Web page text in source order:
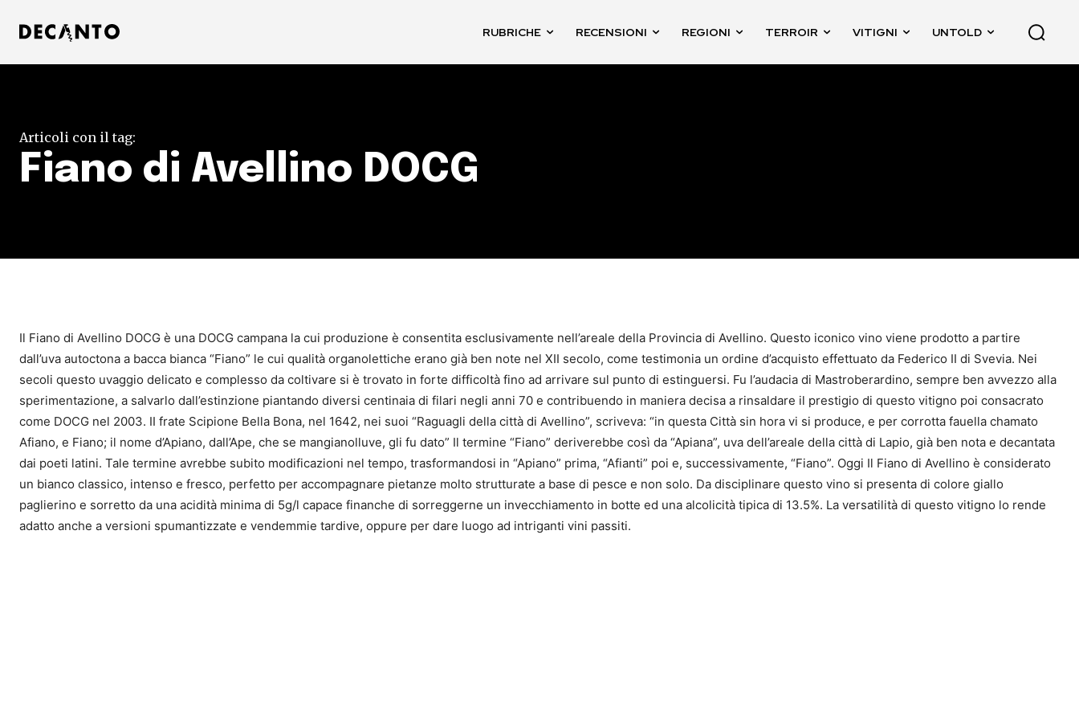
RUBRICHE RECENSIONI REGIONI TERROIR VITIGNI UNTOLD
Articoli con il tag:
Fiano di Avellino DOCG
Il Fiano di Avellino DOCG è una DOCG campana la cui produzione è consentita esclusivamente nell’areale della Provincia di Avellino. Questo iconico vino viene prodotto a partire
dall’uva autoctona a bacca bianca “Fiano” le cui qualità organolettiche erano già ben note nel XII secolo, come testimonia un ordine d’acquisto effettuato da Federico II di Svevia. Nei
secoli questo uvaggio delicato e complesso da coltivare si è trovato in forte difficoltà fino ad arrivare sul punto di estinguersi. Fu l’audacia di Mastroberardino, sempre ben avvezzo alla
sperimentazione, a salvarlo dall’estinzione piantando diversi centinaia di filari negli anni 70 e contribuendo in maniera decisa a rinsaldare il prestigio di questo vitigno poi consacrato
come DOCG nel 2003. II frate Scipione Bella Bona, nel 1642, nei suoi “Raguagli della città di Avellino”, scriveva: “in questa Città sin hora vi si produce, e per corrotta fauella chamato
Afiano, e Fiano; il nome d’Apiano, dall’Ape, che se mangianolluve, gli fu dato” Il termine “Fiano” deriverebbe così da “Apiana”, uva dell’areale della città di Lapio, già ben nota e decantata
dai poeti latini. Tale termine avrebbe subito modificazioni nel tempo, trasformandosi in “Apiano” prima, “Afianti” poi e, successivamente, “Fiano”. Oggi Il Fiano di Avellino è considerato
un bianco classico, intenso e fresco, perfetto per accompagnare pietanze molto strutturate a base di pesce e non solo. Da disciplinare questo vino si presenta di colore giallo
paglierino e sorretto da una acidità minima di 5g/l capace finanche di sorreggerne un invecchiamento in botte ed una alcolicità tipica di 13.5%. La versatilità di questo vitigno lo rende
adatto anche a versioni spumantizzate e vendemmie tardive, oppure per dare luogo ad intriganti vini passiti.